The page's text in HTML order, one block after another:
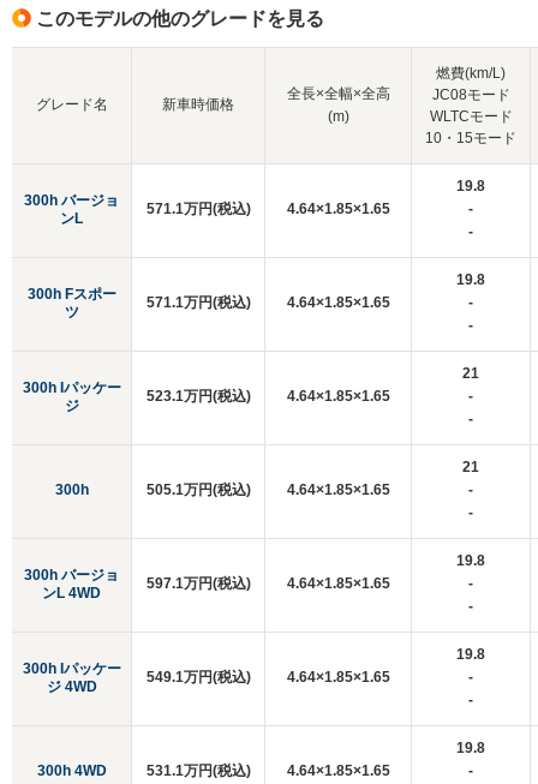
このモデルの他のグレードを見る
グレード名
300h バージョ
ンL
300h Fスポー
ツ
300h Iパッケー
ジ
300h
300h バージョ
ンL 4WD
300h Iパッケー
ジ 4WD
300h 4WD
新車時価格
全長×全幅×全高
(m)
燃費(km/L)
JC08モード
WLTCモード
10・15モード
571.1万円(税込) 4.64×1.85×1.65
19.8
-
-
571.1万円(税込) 4.64×1.85×1.65
19.8
-
-
523.1万円(税込) 4.64×1.85×1.65
21
-
-
505.1万円(税込) 4.64×1.85×1.65
21
-
-
597.1万円(税込) 4.64×1.85×1.65
19.8
-
-
549.1万円(税込) 4.64×1.85×1.65
19.8
-
-
531.1万円(税込) 4.64×1.85×1.65
19.8
-